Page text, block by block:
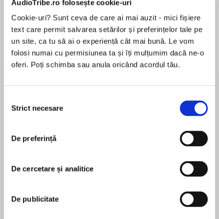
AudioTribe.ro folosește cookie-uri
Cookie-uri? Sunt ceva de care ai mai auzit - mici fișiere
text care permit salvarea setărilor și preferințelor tale pe
un site, ca tu să ai o experiență cât mai bună. Le vom
folosi numai cu permisiunea ta și îți mulțumim dacă ne-o
oferi. Poți schimba sau anula oricând acordul tău.
consimțământului
Strict necesare
De preferință
De cercetare și analitice
De publicitate
Desprecarte
The stunning YA debut from internationally
bestselling author Cecelia Ahern.
model daughter and sister, she’s well-liked by
her classmates and teachers, and she’s dating
which she makes an instinctive decision. She
repercussions. She could be imprisoned. She
could be branded. She could be found FLAWED.
pentru această carte
Cecelia Ahern is an Irish novelist whose work was